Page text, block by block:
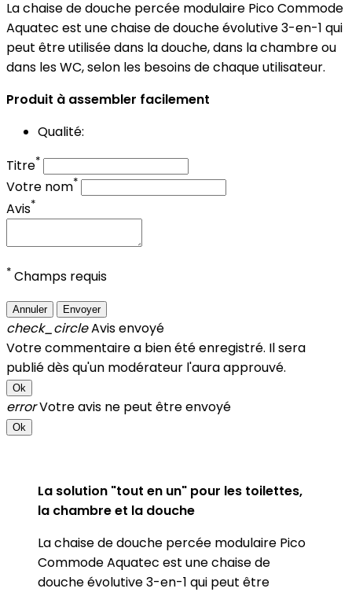
La chaise de douche percée modulaire Pico Commode
Aquatec est une chaise de douche évolutive 3-en-1 qui
peut être utilisée dans la douche, dans la chambre ou
dans les WC, selon les besoins de chaque utilisateur.
Produit à assembler facilement
Qualité:
Titre*
Votre nom*
Avis*
* Champs requis
Annuler Envoyer
check_circleAvis envoyé
Votre commentaire a bien été enregistré. Il sera
publié dès qu'un modérateur l'aura approuvé.
Ok
errorVotre avis ne peut être envoyé
Ok
La solution "tout en un" pour les toilettes,
la chambre et la douche
La chaise de douche percée modulaire Pico
Commode Aquatec est une chaise de
douche évolutive 3-en-1 qui peut être